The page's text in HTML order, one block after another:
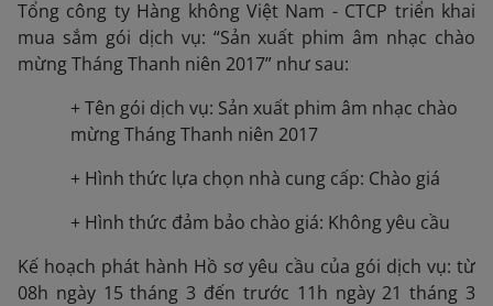
Tổng công ty Hàng không Việt Nam - CTCP triển khai
mua sắm gói dịch vụ: “Sản xuất phim âm nhạc chào
mừng Tháng Thanh niên 2017” như sau:
+ Tên gói dịch vụ: Sản xuất phim âm nhạc chào
mừng Tháng Thanh niên 2017
+ Hình thức lựa chọn nhà cung cấp: Chào giá
+ Hình thức đảm bảo chào giá: Không yêu cầu
Kế hoạch phát hành Hồ sơ yêu cầu của gói dịch vụ: từ
08h ngày 15 tháng 3 đến trước 11h ngày 21 tháng 3